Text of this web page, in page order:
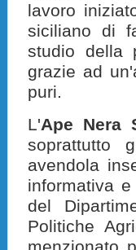
lavoro
siciliano di
studio della
grazie ad
puri.
L'Ape Nera
soprattutto
avendola
informativa
del
Politiche